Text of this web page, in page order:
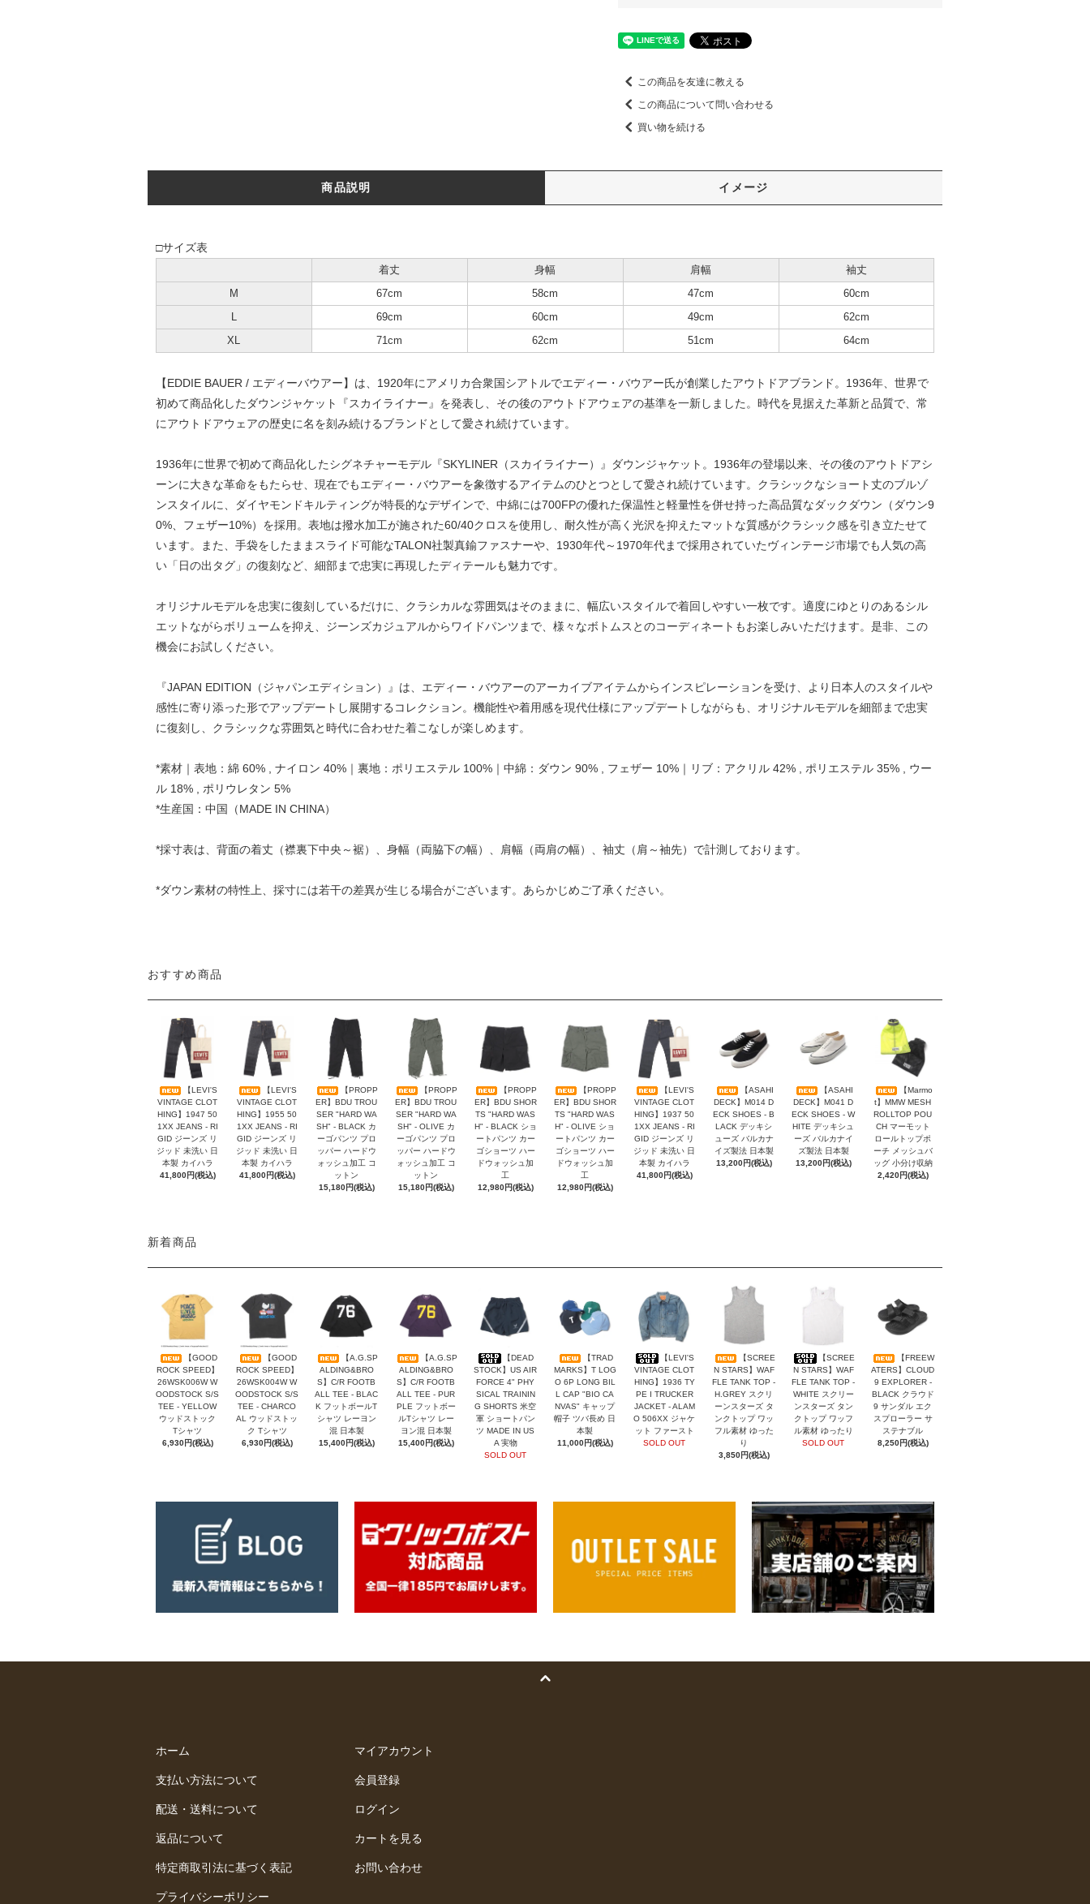
この商品を友達に教える
この商品について問い合わせる
買い物を続ける
商品説明 イメージ
□サイズ表
着丈 身幅 肩幅 袖丈
M 67cm 58cm 47cm 60cm
L 69cm 60cm 49cm 62cm
XL 71cm 62cm 51cm 64cm
【EDDIE BAUER / エディーバウアー】は、1920年にアメリカ合衆国シアトルでエディー・バウアー氏が創業したアウトドアブランド。1936年、世界で
初めて商品化したダウンジャケット『スカイライナー』を発表し、その後のアウトドアウェアの基準を一新しました。時代を見据えた革新と品質で、常
にアウトドアウェアの歴史に名を刻み続けるブランドとして愛され続けています。
1936年に世界で初めて商品化したシグネチャーモデル『SKYLINER（スカイライナー）』ダウンジャケット。1936年の登場以来、その後のアウトドアシ
ーンに大きな革命をもたらせ、現在でもエディー・バウアーを象徴するアイテムのひとつとして愛され続けています。クラシックなショート丈のブルゾ
ンスタイルに、ダイヤモンドキルティングが特長的なデザインで、中綿には700FPの優れた保温性と軽量性を併せ持った高品質なダックダウン（ダウン9
0%、フェザー10%）を採用。表地は撥水加工が施された60/40クロスを使用し、耐久性が高く光沢を抑えたマットな質感がクラシック感を引き立たせて
います。また、手袋をしたままスライド可能なTALON社製真鍮ファスナーや、1930年代～1970年代まで採用されていたヴィンテージ市場でも人気の高
い「日の出タグ」の復刻など、細部まで忠実に再現したディテールも魅力です。
オリジナルモデルを忠実に復刻しているだけに、クラシカルな雰囲気はそのままに、幅広いスタイルで着回しやすい一枚です。適度にゆとりのあるシル
エットながらボリュームを抑え、ジーンズカジュアルからワイドパンツまで、様々なボトムスとのコーディネートもお楽しみいただけます。是非、この
機会にお試しください。
『JAPAN EDITION（ジャパンエディション）』は、エディー・バウアーのアーカイブアイテムからインスピレーションを受け、より日本人のスタイルや
感性に寄り添った形でアップデートし展開するコレクション。機能性や着用感を現代仕様にアップデートしながらも、オリジナルモデルを細部まで忠実
に復刻し、クラシックな雰囲気と時代に合わせた着こなしが楽しめます。
*素材｜表地：綿 60% , ナイロン 40%｜裏地：ポリエステル 100%｜中綿：ダウン 90% , フェザー 10%｜リブ：アクリル 42% , ポリエステル 35% , ウー
ル 18% , ポリウレタン 5%
*生産国：中国（MADE IN CHINA）
*採寸表は、背面の着丈（襟裏下中央～裾）、身幅（両脇下の幅）、肩幅（両肩の幅）、袖丈（肩～袖先）で計測しております。
*ダウン素材の特性上、採寸には若干の差異が生じる場合がございます。あらかじめご了承ください。
おすすめ商品
【LEVI'S
VINTAGE CLOT
HING】1947 50
1XX JEANS - RI
GID ジーンズ リ
ジッド 未洗い 日
本製 カイハラ
41,800円(税込)
【LEVI'S
VINTAGE CLOT
HING】1955 50
1XX JEANS - RI
GID ジーンズ リ
ジッド 未洗い 日
本製 カイハラ
41,800円(税込)
【PROPP
ER】BDU TROU
SER "HARD WA
SH" - BLACK カ
ーゴパンツ プロ
ッパー ハードウ
ォッシュ加工 コ
ットン
15,180円(税込)
【PROPP
ER】BDU TROU
SER "HARD WA
SH" - OLIVE カ
ーゴパンツ プロ
ッパー ハードウ
ォッシュ加工 コ
ットン
15,180円(税込)
【PROPP
ER】BDU SHOR
TS "HARD WAS
H" - BLACK ショ
ートパンツ カー
ゴショーツ ハー
ドウォッシュ加
工
12,980円(税込)
【PROPP
ER】BDU SHOR
TS "HARD WAS
H" - OLIVE ショ
ートパンツ カー
ゴショーツ ハー
ドウォッシュ加
工
12,980円(税込)
【LEVI'S
VINTAGE CLOT
HING】1937 50
1XX JEANS - RI
GID ジーンズ リ
ジッド 未洗い 日
本製 カイハラ
41,800円(税込)
【ASAHI
DECK】M014 D
ECK SHOES - B
LACK デッキシ
ューズ バルカナ
イズ製法 日本製
13,200円(税込)
【ASAHI
DECK】M041 D
ECK SHOES - W
HITE デッキシュ
ーズ バルカナイ
ズ製法 日本製
13,200円(税込)
【Marmo
t】MMW MESH
ROLLTOP POU
CH マーモット
ロールトップポ
ーチ メッシュバ
ッグ 小分け収納
2,420円(税込)
新着商品
【GOOD
ROCK SPEED】
26WSK006W W
OODSTOCK S/S
TEE - YELLOW
ウッドストック
Tシャツ
6,930円(税込)
【GOOD
ROCK SPEED】
26WSK004W W
OODSTOCK S/S
TEE - CHARCO
AL ウッドストッ
ク Tシャツ
6,930円(税込)
【A.G.SP
ALDING&BRO
S】C/R FOOTB
ALL TEE - BLAC
K フットボールT
シャツ レーヨン
混 日本製
15,400円(税込)
【A.G.SP
ALDING&BRO
S】C/R FOOTB
ALL TEE - PUR
PLE フットボー
ルTシャツ レー
ヨン混 日本製
15,400円(税込)
【DEAD
STOCK】US AIR
FORCE 4" PHY
SICAL TRAININ
G SHORTS 米空
軍 ショートパン
ツ MADE IN US
A 実物
SOLD OUT
【TRAD
MARKS】T LOG
O 6P LONG BIL
L CAP "BIO CA
NVAS" キャップ
帽子 ツバ長め 日
本製
11,000円(税込)
【LEVI'S
VINTAGE CLOT
HING】1936 TY
PE I TRUCKER
JACKET - ALAM
O 506XX ジャケ
ット ファースト
SOLD OUT
【SCREE
N STARS】WAF
FLE TANK TOP -
H.GREY スクリ
ーンスターズ タ
ンクトップ ワッ
フル素材 ゆった
り
3,850円(税込)
【SCREE
N STARS】WAF
FLE TANK TOP -
WHITE スクリー
ンスターズ タン
クトップ ワッフ
ル素材 ゆったり
SOLD OUT
【FREEW
ATERS】CLOUD
9 EXPLORER -
BLACK クラウド
9 サンダル エク
スプローラー サ
ステナブル
8,250円(税込)
ホーム
支払い方法について
配送・送料について
返品について
特定商取引法に基づく表記
プライバシーポリシー
マイアカウント
会員登録
ログイン
カートを見る
お問い合わせ